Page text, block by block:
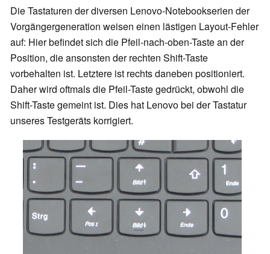
Die Tastaturen der diversen Lenovo-Notebookserien der
Vorgängergeneration weisen einen lästigen Layout-Fehler
auf: Hier befindet sich die Pfeil-nach-oben-Taste an der
Position, die ansonsten der rechten Shift-Taste
vorbehalten ist. Letztere ist rechts daneben positioniert.
Daher wird oftmals die Pfeil-Taste gedrückt, obwohl die
Shift-Taste gemeint ist. Dies hat Lenovo bei der Tastatur
unseres Testgeräts korrigiert.